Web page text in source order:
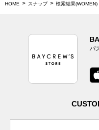
HOME スナップ 検索結果(WOMEN)
パ